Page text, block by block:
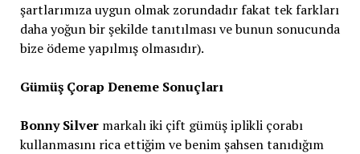
şartlarımıza uygun olmak zorundadır fakat tek farkları
daha yoğun bir şekilde tanıtılması ve bunun sonucunda
bize ödeme yapılmış olmasıdır).
Gümüş Çorap Deneme Sonuçları
Bonny Silvermarkalı iki çift gümüş iplikli çorabı
kullanmasını rica ettiğim ve benim şahsen tanıdığım